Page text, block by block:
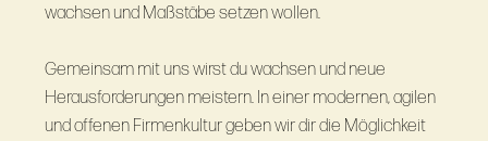
wachsen und Maßstäbe setzen wollen.
Gemeinsam mit uns wirst du wachsen und neue
Herausforderungen meistern. In einer modernen, agilen
und offenen Firmenkultur geben wir dir die Möglichkeit